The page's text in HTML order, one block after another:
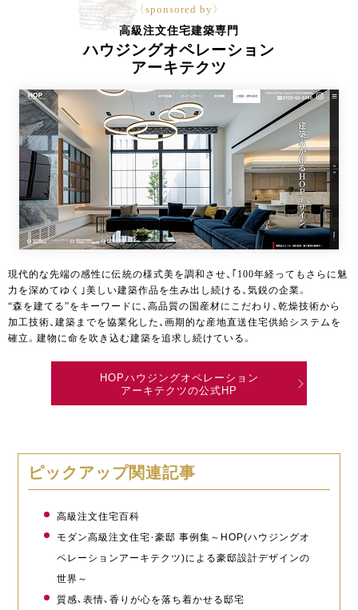
〈sponsored by〉
高級注文住宅建築専門
ハウジングオペレーション
アーキテクツ
現代的な先端の感性に伝統の様式美を調和させ、｢100年経ってもさらに魅
力を深めてゆく｣美しい建築作品を生み出し続ける、気鋭の企業。
“森を建てる”をキーワードに、高品質の国産材にこだわり、乾燥技術から
加工技術、建築までを協業化した、画期的な産地直送住宅供給システムを
確立。建物に命を吹き込む建築を追求し続けている。
HOPハウジングオペレーション
アーキテクツの公式HP
ピックアップ関連記事
高級注文住宅百科
モダン高級注文住宅・豪邸 事例集～HOP(ハウジングオ
ペレーションアーキテクツ)による豪邸設計デザインの
世界～
質感、表情、香りが心を落ち着かせる邸宅